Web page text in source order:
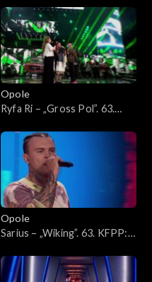
Jedno podwórko 2”
Opole
Ryfa Ri – „Gross Pol”. 63.
Jedno podwórko 2”
Opole
Sarius – „Wiking”. 63. KFPP:
podwórko 2”